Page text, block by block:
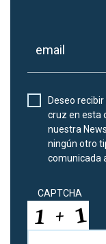
Deseo
cruz en esta
nuestra
ningún otro
comunicada
CAPTCHA